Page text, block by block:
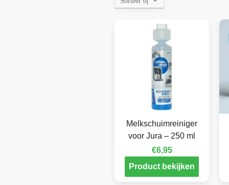
Melkschuimreiniger
voor Jura – 250 ml
€6,95
Product bekijken